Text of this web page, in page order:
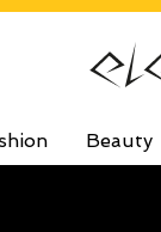
Beauty